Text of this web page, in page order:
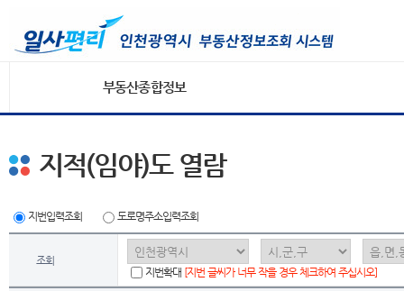
부동산종합정보
지적(임야)도 열람
지번입력조회 도로명주소입력조회
조회
지번확대 [지번 글씨가 너무 작을 경우 체크하여 주십시오]